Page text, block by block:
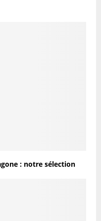
: notre sélection